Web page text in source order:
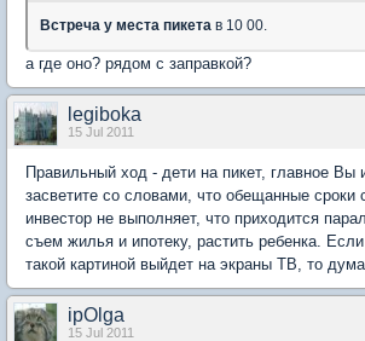
Встреча у места пикета в 10 00.
а где оно? рядом с заправкой?
legiboka
15 Jul 2011
Правильный ход - дети на пикет, главное Вы
засветите со словами, что обещанные сроки
инвестор не выполняет, что приходится
съем жилья и ипотеку, растить ребенка.
такой картиной выйдет на экраны ТВ, то
ipOlga
15 Jul 2011